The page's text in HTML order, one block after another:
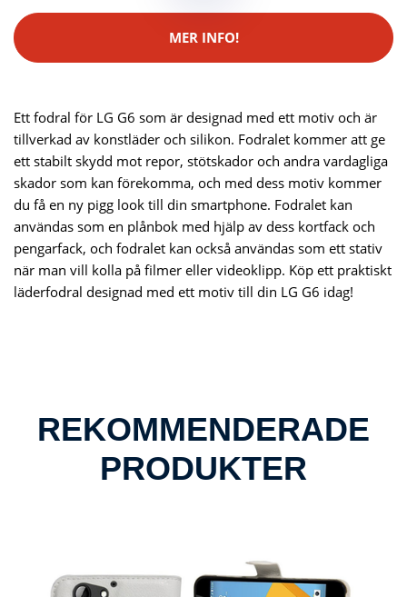
MER INFO!
Ett fodral för LG G6 som är designad med ett motiv och är
tillverkad av konstläder och silikon. Fodralet kommer att ge
ett stabilt skydd mot repor, stötskador och andra vardagliga
skador som kan förekomma, och med dess motiv kommer
du få en ny pigg look till din smartphone. Fodralet kan
användas som en plånbok med hjälp av dess kortfack och
pengarfack, och fodralet kan också användas som ett stativ
när man vill kolla på filmer eller videoklipp. Köp ett praktiskt
läderfodral designad med ett motiv till din LG G6 idag!
REKOMMENDERADE
PRODUKTER